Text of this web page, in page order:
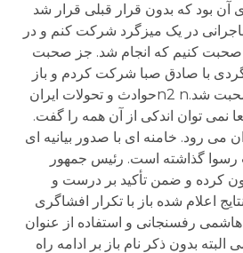
بود که بدون قرار قبلی قرار شد
در یک میزگرد شرکت کنم و در
صحبت کنیم که انجام شد. جز صحبت
با صادق صبا شرکت کردم و باز
در بارة تحولات جاری صحبت شد.n2 nحوادث و تحولات ایران
نمی توان اندکی از آن همه را گفت.
می رود. خامنه ای با صدور بیانیه ای
رسوا گذاشته است. رئیس جمهور
کرده و ضمن تأکید بر درست و
اعلام شده باز با تکرار افشاگری
رفسنجانی و استفاده از عنوان
بدون ذکر نام باز بر ادامه راه